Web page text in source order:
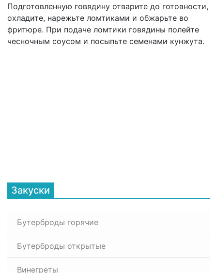
Подготовленную говядину отварите до готовности,
охладите, нарежьте ломтиками и обжарьте во
фритюре. При подаче ломтики говядины полейте
чесночным соусом и посыпьте семенами кунжута.
Закуски
Бутерброды горячие
Бутерброды открытые
Винегреты